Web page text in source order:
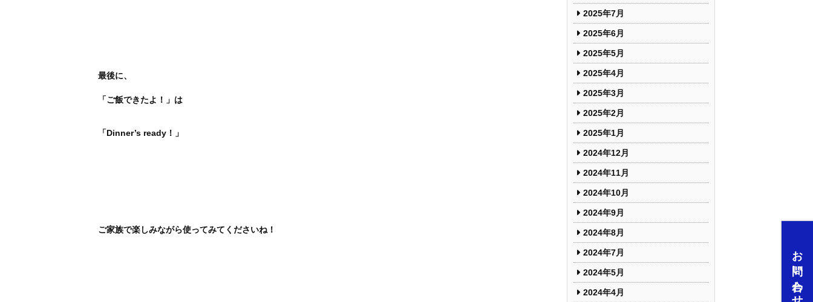
お問い合わせ
最後に、
「ご飯できたよ！」は
「Dinner’s ready！」
ご家族で楽しみながら使ってみてくださいね！
2025年7月
2025年6月
2025年5月
2025年4月
2025年3月
2025年2月
2025年1月
2024年12月
2024年11月
2024年10月
2024年9月
2024年8月
2024年7月
2024年5月
2024年4月